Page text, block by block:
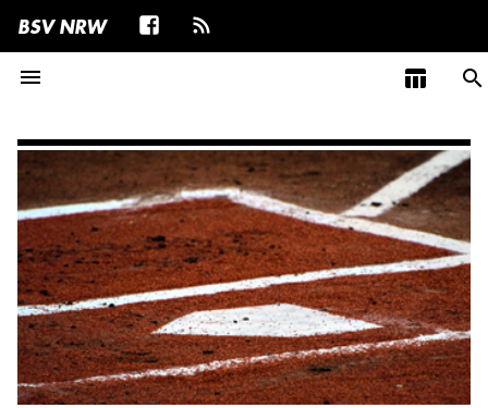
BSV NRW
menu
table_chart search